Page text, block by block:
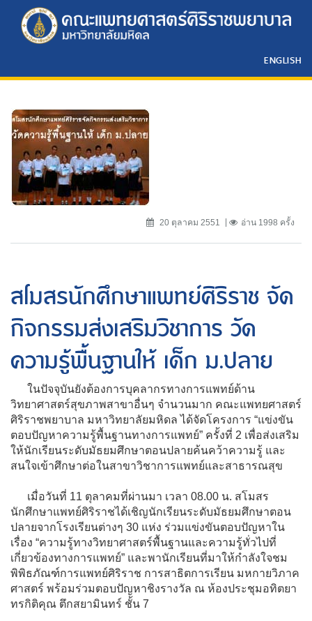
ENGLISH
20 ตุลาคม 2551 อ่าน 1998 ครั้ง
สโมสรนักศึกษาแพทย์ศิริราช จัด
กิจกรรมส่งเสริมวิชาการ วัด
ความรู้พื้นฐานให้ เด็ก ม.ปลาย
ในปัจจุบันยังต้องการบุคลากรทางการแพทย์ด้าน
วิทยาศาสตร์สุขภาพสาขาอื่นๆ จำนวนมาก คณะแพทยศาสตร์
ศิริราชพยาบาล มหาวิทยาลัยมหิดล ได้จัดโครงการ “แข่งขัน
ตอบปัญหาความรู้พื้นฐานทางการแพทย์” ครั้งที่ 2 เพื่อส่งเสริม
ให้นักเรียนระดับมัธยมศึกษาตอนปลายค้นคว้าความรู้ และ
สนใจเข้าศึกษาต่อในสาขาวิชาการแพทย์และสาธารณสุข
เมื่อวันที่ 11 ตุลาคมที่ผ่านมา เวลา 08.00 น. สโมสร
นักศึกษาแพทย์ศิริราชได้เชิญนักเรียนระดับมัธยมศึกษาตอน
ปลายจากโรงเรียนต่างๆ 30 แห่ง ร่วมแข่งขันตอบปัญหาใน
เรื่อง “ความรู้ทางวิทยาศาสตร์พื้นฐานและความรู้ทั่วไปที่
เกี่ยวข้องทางการแพทย์” และพานักเรียนที่มาให้กำลังใจชม
พิพิธภัณฑ์การแพทย์ศิริราช การสาธิตการเรียน มหกายวิภาค
ศาสตร์ พร้อมร่วมตอบปัญหาชิงรางวัล ณ ห้องประชุมอทิตยา
ทรกิติคุณ ตึกสยามินทร์ ชั้น 7